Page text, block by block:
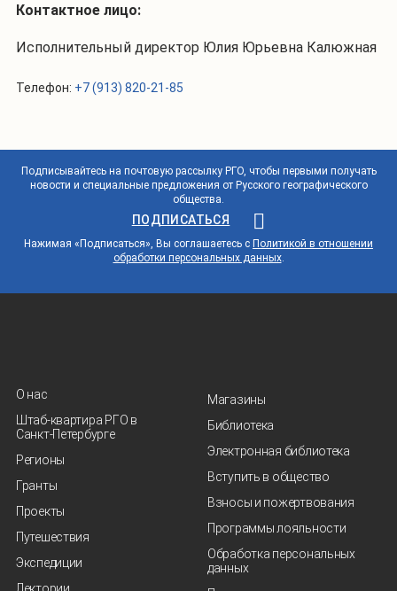
Контактное лицо:
Исполнительный директор Юлия Юрьевна Калюжная
Телефон: +7 (913) 820-21-85
Подписывайтесь на почтовую рассылку РГО, чтобы первыми получать
новости и специальные предложения от Русского географического
общества.
ПОДПИСАТЬСЯ
Нажимая «Подписаться», Вы соглашаетесь с Политикой в отношении
обработки персональных данных.
О нас
Штаб-квартира РГО в
Санкт‑Петербурге
Регионы
Гранты
Проекты
Путешествия
Экспедиции
Магазины
Библиотека
Электронная библиотека
Вступить в общество
Взносы и пожертвования
Программы лояльности
Обработка персональных
данных